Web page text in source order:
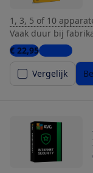
1, 3, 5 of 10
Vaak duur bij
€ 22,951 winkel
Vergelijk